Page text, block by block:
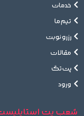
خدمات
تیم ما
رزرو نوبت
مقالات
پت تگ
ورود
شعب پت